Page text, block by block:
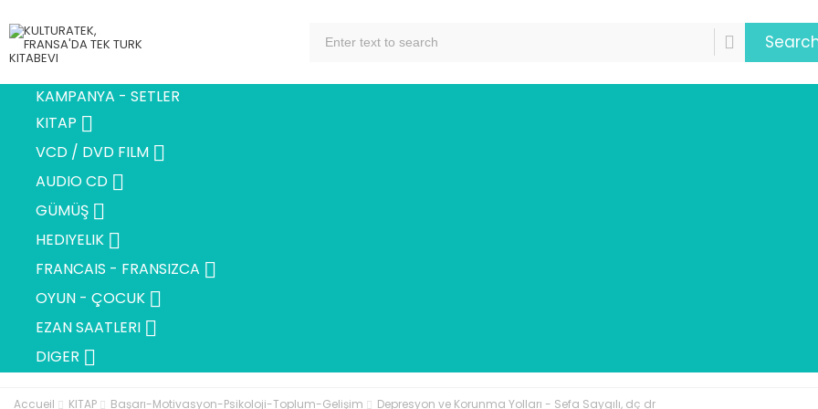
KAMPANYA - SETLER
KITAP 
VCD / DVD FILM 
AUDIO CD 
GÜMÜŞ 
HEDIYELIK 
FRANCAIS - FRANSIZCA 
OYUN - ÇOCUK 
EZAN SAATLERI 
DIGER 
Accueil KITAP Başarı-Motivasyon-Psikoloji-Toplum-Gelişim Depresyon ve Korunma Yolları - Sefa Saygılı, dç dr